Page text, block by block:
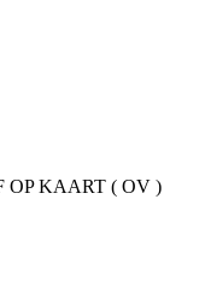
OP KAART ( OV )